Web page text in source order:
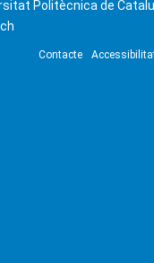
Politècnica de
Contacte